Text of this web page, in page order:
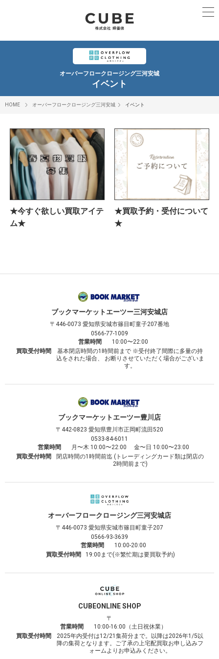
オーバーフロークロージング三河安城
イベント
HOME オーバーフロークロージング三河安城 イベント
★今すぐ欲しい買取アイテ
ム★
★買取予約・受付について
★
ブックマーケットエーツー三河安城店
〒446-0073 愛知県安城市篠目町童子207番地
0566-77-1009
営業時間
10:00〜22:00
買取受付時間
基本閉店時間の1時間前まで ※受付終了間際に多量の持
込をされた場合、 お断りさせていただく場合がございま
す。
ブックマーケットエーツー豊川店
〒442-0823 愛知県豊川市正岡町流田520
0533-84-6011
営業時間
月〜木 10:00〜22:00 金〜日 10:00〜23:00
買取受付時間
閉店時間の1時間前迄 (トレーディングカード類は閉店の
2時間前まで)
オーバーフロークロージング三河安城店
〒446-0073 愛知県安城市篠目町童子207
0566-93-3639
営業時間
10:00-20:00
買取受付時間
19:00まで(※繁忙期は要買取予約)
CUBEONLINE SHOP
〒
営業時間
10:00-16:00（土日祝休業）
買取受付時間
2025年内受付は12/21集荷分まで。以降は2026年1/5以
降の集荷となります。ご了承の上宅配買取お申し込みフ
ォームよりお申込みください。